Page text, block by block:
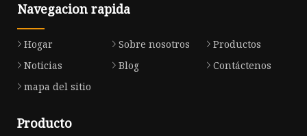
Navegacion rapida
Hogar Sobre nosotros
Productos
Noticias
Blog
Contáctenos
mapa del sitio
Producto